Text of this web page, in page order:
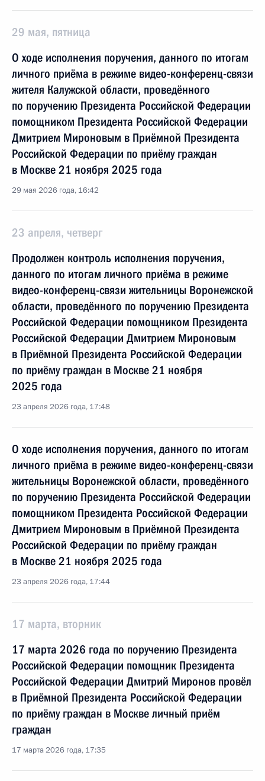
29 мая, пятница
О ходе исполнения поручения, данного по итогам
личного приёма в режиме видео-конференц-связи
жителя Калужской области, проведённого
по поручению Президента Российской Федерации
помощником Президента Российской Федерации
Дмитрием Мироновым в Приёмной Президента
Российской Федерации по приёму граждан
в Москве 21 ноября 2025 года
29 мая 2026 года, 16:42
23 апреля, четверг
Продолжен контроль исполнения поручения,
данного по итогам личного приёма в режиме
видео-конференц-связи жительницы Воронежской
области, проведённого по поручению Президента
Российской Федерации помощником Президента
Российской Федерации Дмитрием Мироновым
в Приёмной Президента Российской Федерации
по приёму граждан в Москве 21 ноября
2025 года
23 апреля 2026 года, 17:48
О ходе исполнения поручения, данного по итогам
личного приёма в режиме видео-конференц-связи
жительницы Воронежской области, проведённого
по поручению Президента Российской Федерации
помощником Президента Российской Федерации
Дмитрием Мироновым в Приёмной Президента
Российской Федерации по приёму граждан
в Москве 21 ноября 2025 года
23 апреля 2026 года, 17:44
17 марта, вторник
17 марта 2026 года по поручению Президента
Российской Федерации помощник Президента
Российской Федерации Дмитрий Миронов провёл
в Приёмной Президента Российской Федерации
по приёму граждан в Москве личный приём
граждан
17 марта 2026 года, 17:35